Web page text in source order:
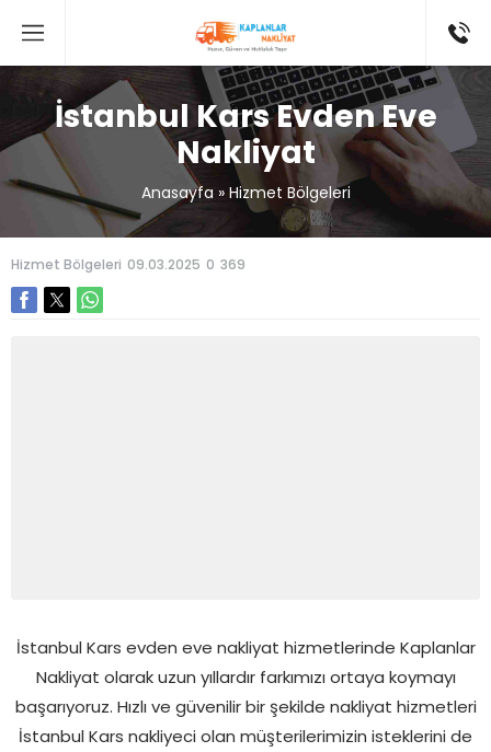
İstanbul Kars Evden Eve
Nakliyat
Anasayfa» Hizmet Bölgeleri
Hizmet Bölgeleri 09.03.2025 0 369
İstanbul Kars evden eve nakliyat hizmetlerinde Kaplanlar
Nakliyat olarak uzun yıllardır farkımızı ortaya koymayı
başarıyoruz. Hızlı ve güvenilir bir şekilde nakliyat hizmetleri
İstanbul Kars nakliyeci olan müşterilerimizin isteklerini de